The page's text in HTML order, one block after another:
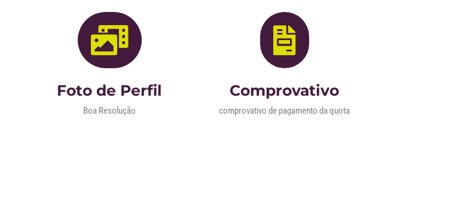
Foto de Perfil
Boa Resolução
Comprovativo
comprovativo de pagamento da quota